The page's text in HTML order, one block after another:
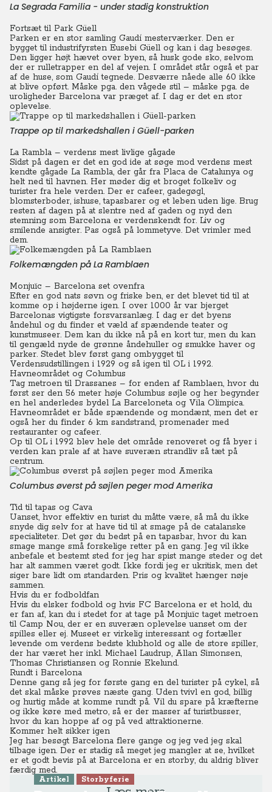
La Segrada Familia - under stadig konstruktion
Fortsæt til Park Güell
Parken er en stor samling Gaudí mesterværker. Den er
bygget til industrifyrsten Eusebi Güell og kan i dag besøges.
Den ligger højt hævet over byen, så husk gode sko, selvom
der er rulletrapper en del af vejen. I området står også et par
af de huse, som Gaudí tegnede. Desværre nåede alle 60 ikke
at blive opført. Måske pga. den vågede stil – måske pga. de
uroligheder Barcelona var præget af. I dag er det en stor
oplevelse.
Trappe op til markedshallen i Güell-parken
La Rambla – verdens mest livlige gågade
Sidst på dagen er det en god ide at søge mod verdens mest
kendte gågade La Rambla, der går fra Placa de Catalunya og
helt ned til havnen. Her møder dig et broget folkeliv og
turister fra hele verden. Der er cafeer, gadegøgl,
blomsterboder, ishuse, tapasbarer og et leben uden lige. Brug
resten af dagen på at slentre ned af gaden og nyd den
stemning som Barcelona er verdenskendt for. Liv og
smilende ansigter. Pas også på lommetyve. Det vrimler med
dem.
Folkemængden på La Ramblaen
Monjuïc – Barcelona set ovenfra
Efter en god nats søvn og friske ben, er det blevet tid til at
komme op i højderne igen. I over 1000 år var bjerget
Barcelonas vigtigste forsvarsanlæg. I dag er det byens
åndehul og du finder et væld af spændende teater og
kunstmuseer. Dem kan du ikke nå på en kort tur, men du kan
til gengæld nyde de grønne åndehuller og smukke haver og
parker. Stedet blev først gang ombygget til
Verdensudstillingen i 1929 og så igen til OL i 1992.
Havneområdet og Columbus
Tag metroen til Drassanes – for enden af Ramblaen, hvor du
først ser den 56 meter høje Columbus søjle og her begynder
en hel anderledes bydel La Barceloneta og Vila Olimpica.
Havneområdet er både spændende og mondænt, men det er
også her du finder 6 km sandstrand, promenader med
restauranter og cafeer.
Op til OL i 1992 blev hele det område renoveret og få byer i
verden kan prale af at have suveræn strandliv så tæt på
centrum.
Columbus øverst på søjlen peger mod Amerika
Tid til tapas og Cava
Uanset, hvor effektiv en turist du måtte være, så må du ikke
snyde dig selv for at have tid til at smage på de catalanske
specialiteter. Det gør du bedst på en tapasbar, hvor du kan
smage mange små forskelige retter på en gang. Jeg vil ikke
anbefale et bestemt sted for jeg har spist mange steder og det
har alt sammen været godt. Ikke fordi jeg er ukritisk, men det
siger bare lidt om standarden. Pris og kvalitet hænger nøje
sammen.
Hvis du er fodboldfan
Hvis du elsker fodbold og hvis FC Barcelona er et hold, du
er fan af, kan du i stedet for at tage på Monjuïc taget metroen
til Camp Nou, der er en suveræn oplevelse uanset om der
spilles eller ej. Museet er virkelig interessant og fortæller
levende om verdens bedste klubhold og alle de store spiller,
der har været her inkl. Michael Laudrup, Allan Simonsen,
Thomas Christiansen og Ronnie Ekelund.
Rundt i Barcelona
Denne gang så jeg for første gang en del turister på cykel, så
det skal måske prøves næste gang. Uden tvivl en god, billig
og hurtig måde at komme rundt på. Vil du spare på kræfterne
og ikke køre med metro, så er der masser af turistbusser,
hvor du kan hoppe af og på ved attraktionerne.
Kommer helt sikker igen
Jeg har besøgt Barcelona flere gange og jeg ved jeg skal
tilbage igen. Der er stadig så meget jeg mangler at se, hvilket
er et godt bevis på at Barcelona er en storby, du aldrig bliver
færdig med.
Artikel Storbyferie